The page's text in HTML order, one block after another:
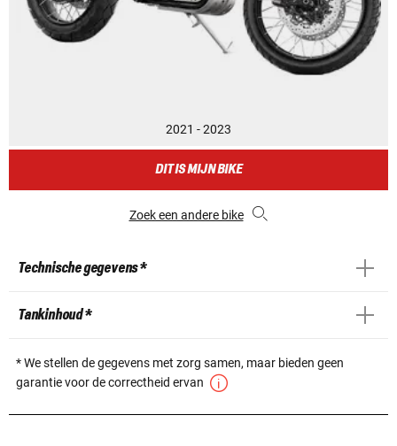
2021 - 2023
DIT IS MIJN BIKE
Zoek een andere bike
Technische gegevens *
Tankinhoud *
* We stellen de gegevens met zorg samen, maar bieden geen
garantie voor de correctheid ervan